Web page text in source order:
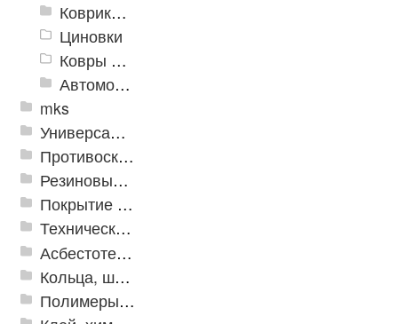
Коврики хлопковые
Циновки
Ковры для детской
Автомобильные коврики
mks
Универсальные модульные покрытия
Противоскользящая защита для лестниц, профили, ленты
Резиновые и ПВХ дорожки
Покрытие из резиновой крошки
Техническая резина
Асбестотехнические и теплоизоляционные материалы
Кольца, шайбы, манжеты
Полимеры и пластики